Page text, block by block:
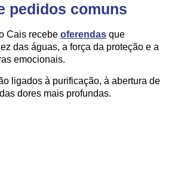
pedidos comuns
Cais recebe oferendas que
das águas, a força da proteção e a
emocionais.
ligados à purificação, à abertura de
dores mais profundas.